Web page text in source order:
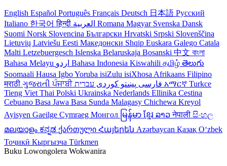
English Español Português Français Deutsch 日本語 Русский
Italiano 한국어हिन्दी Romana Magyar Svenska Dansk
Suomi Norsk Slovencina Български Hrvatski Srpski Slovenščina
Lietuvių Latviešu Eesti Македонски Shqip Euskara Galego Catala
Malti Letzebuergesch Islenska Belaruskaja Bosanski 中文 বাংলা
Bahasa Melayu
Bahasa Indonesia Kiswahili தமிழ் తెలుగు
Soomaali Hausa IgboYoruba isiZulu isiXhosa Afrikaans Filipino
मराठी ગુજરાતીਪੰਜਾਬੀ فارسی پښتو کوردی አማርኛ Turkce
Tieng Viet Thai Polski Ukrainska Nederlands Ellinika Cestina
Cebuano Basa Jawa Basa Sunda Malagasy Chichewa Kreyol
Ayisyen Gaeilge Cymraeg Монгол မြန်မာ ខ្មែរ ລາວनेपाली සිංහල
മലയാളം ಕನ್ನಡ ქართული Հայերեն Azərbaycan Қазақ Oʻzbek
Тоҷикӣ Кыргызча Türkmen
Buku Lowongolera Wokwanira